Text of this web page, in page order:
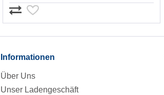
Informationen
Über Uns
Unser Ladengeschäft